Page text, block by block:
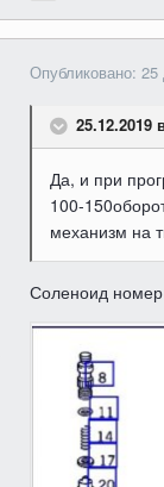
Опубликовано: 25
25.12.2019
Да, и при
100-
механизм на
Соленоид